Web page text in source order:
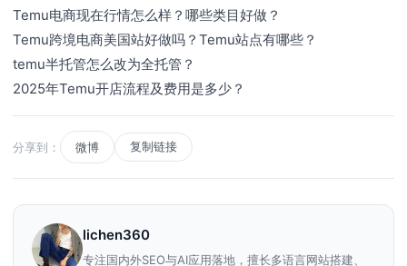
Temu电商现在行情怎么样？哪些类目好做？
Temu跨境电商美国站好做吗？Temu站点有哪些？
temu半托管怎么改为全托管？
2025年Temu开店流程及费用是多少？
分享到： 微博 复制链接
lichen360
专注国内外SEO与AI应用落地，擅长多语言网站搭建、